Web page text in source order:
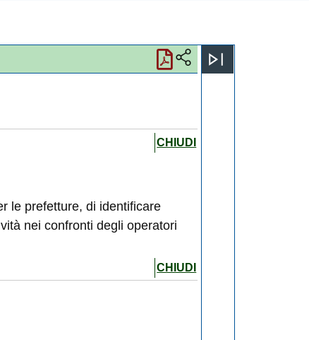
CHIUDI
le prefetture, di identificare
nei confronti degli operatori
CHIUDI